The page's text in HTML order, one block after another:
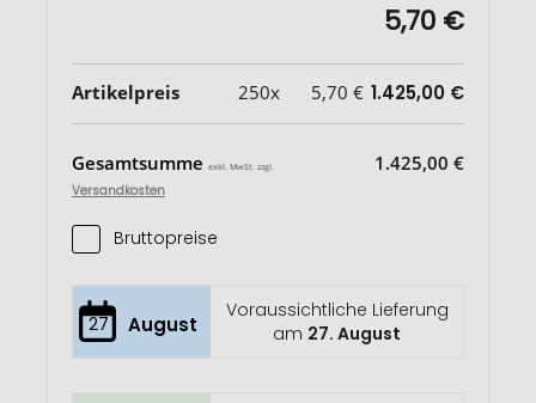
5,70 €
Artikelpreis 250x 5,70 € 1.425,00 €
Gesamtsumme exkl. MwSt. zzgl.
Versandkosten
1.425,00 €
Bruttopreise
27 August
Voraussichtliche Lieferung
am 27. August